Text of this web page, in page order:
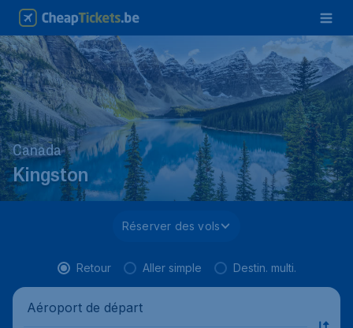
Canada
Kingston
Réserver des vols
Retour Aller simple Destin. multi.
Aéroport de départ